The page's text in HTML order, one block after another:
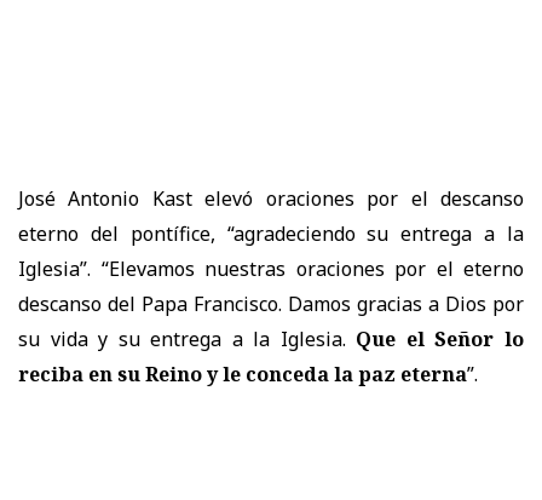
José Antonio Kast elevó oraciones por el descanso
eterno del pontífice, “agradeciendo su entrega a la
Iglesia”. “Elevamos nuestras oraciones por el eterno
descanso del Papa Francisco. Damos gracias a Dios por
su vida y su entrega a la Iglesia. Que el Señor lo
reciba en su Reino y le conceda la paz eterna”.